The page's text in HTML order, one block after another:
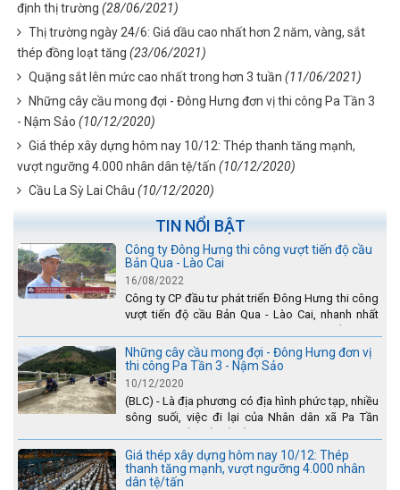
định thị trường (28/06/2021)
Thị trường ngày 24/6: Giá dầu cao nhất hơn 2 năm, vàng, sắt
thép đồng loạt tăng (23/06/2021)
Quặng sắt lên mức cao nhất trong hơn 3 tuần (11/06/2021)
Những cây cầu mong đợi - Đông Hưng đơn vị thi công Pa Tần 3
- Nậm Sảo (10/12/2020)
Giá thép xây dựng hôm nay 10/12: Thép thanh tăng mạnh,
vượt ngưỡng 4.000 nhân dân tệ/tấn (10/12/2020)
Cầu La Sỳ Lai Châu (10/12/2020)
TIN NỔI BẬT
Công ty Đông Hưng thi công vượt tiến độ cầu
Bản Qua - Lào Cai
16/08/2022
Công ty CP đầu tư phát triển Đông Hưng thi công
vượt tiến độ cầu Bản Qua - Lào Cai, nhanh nhất
Lào Cai.
Những cây cầu mong đợi - Đông Hưng đơn vị
thi công Pa Tần 3 - Nậm Sảo
10/12/2020
(BLC) - Là địa phương có địa hình phức tạp, nhiều
sông suối, việc đi lại của Nhân dân xã Pa Tần
lũ....
Giá thép xây dựng hôm nay 10/12: Thép
thanh tăng mạnh, vượt ngưỡng 4.000 nhân
dân tệ/tấn